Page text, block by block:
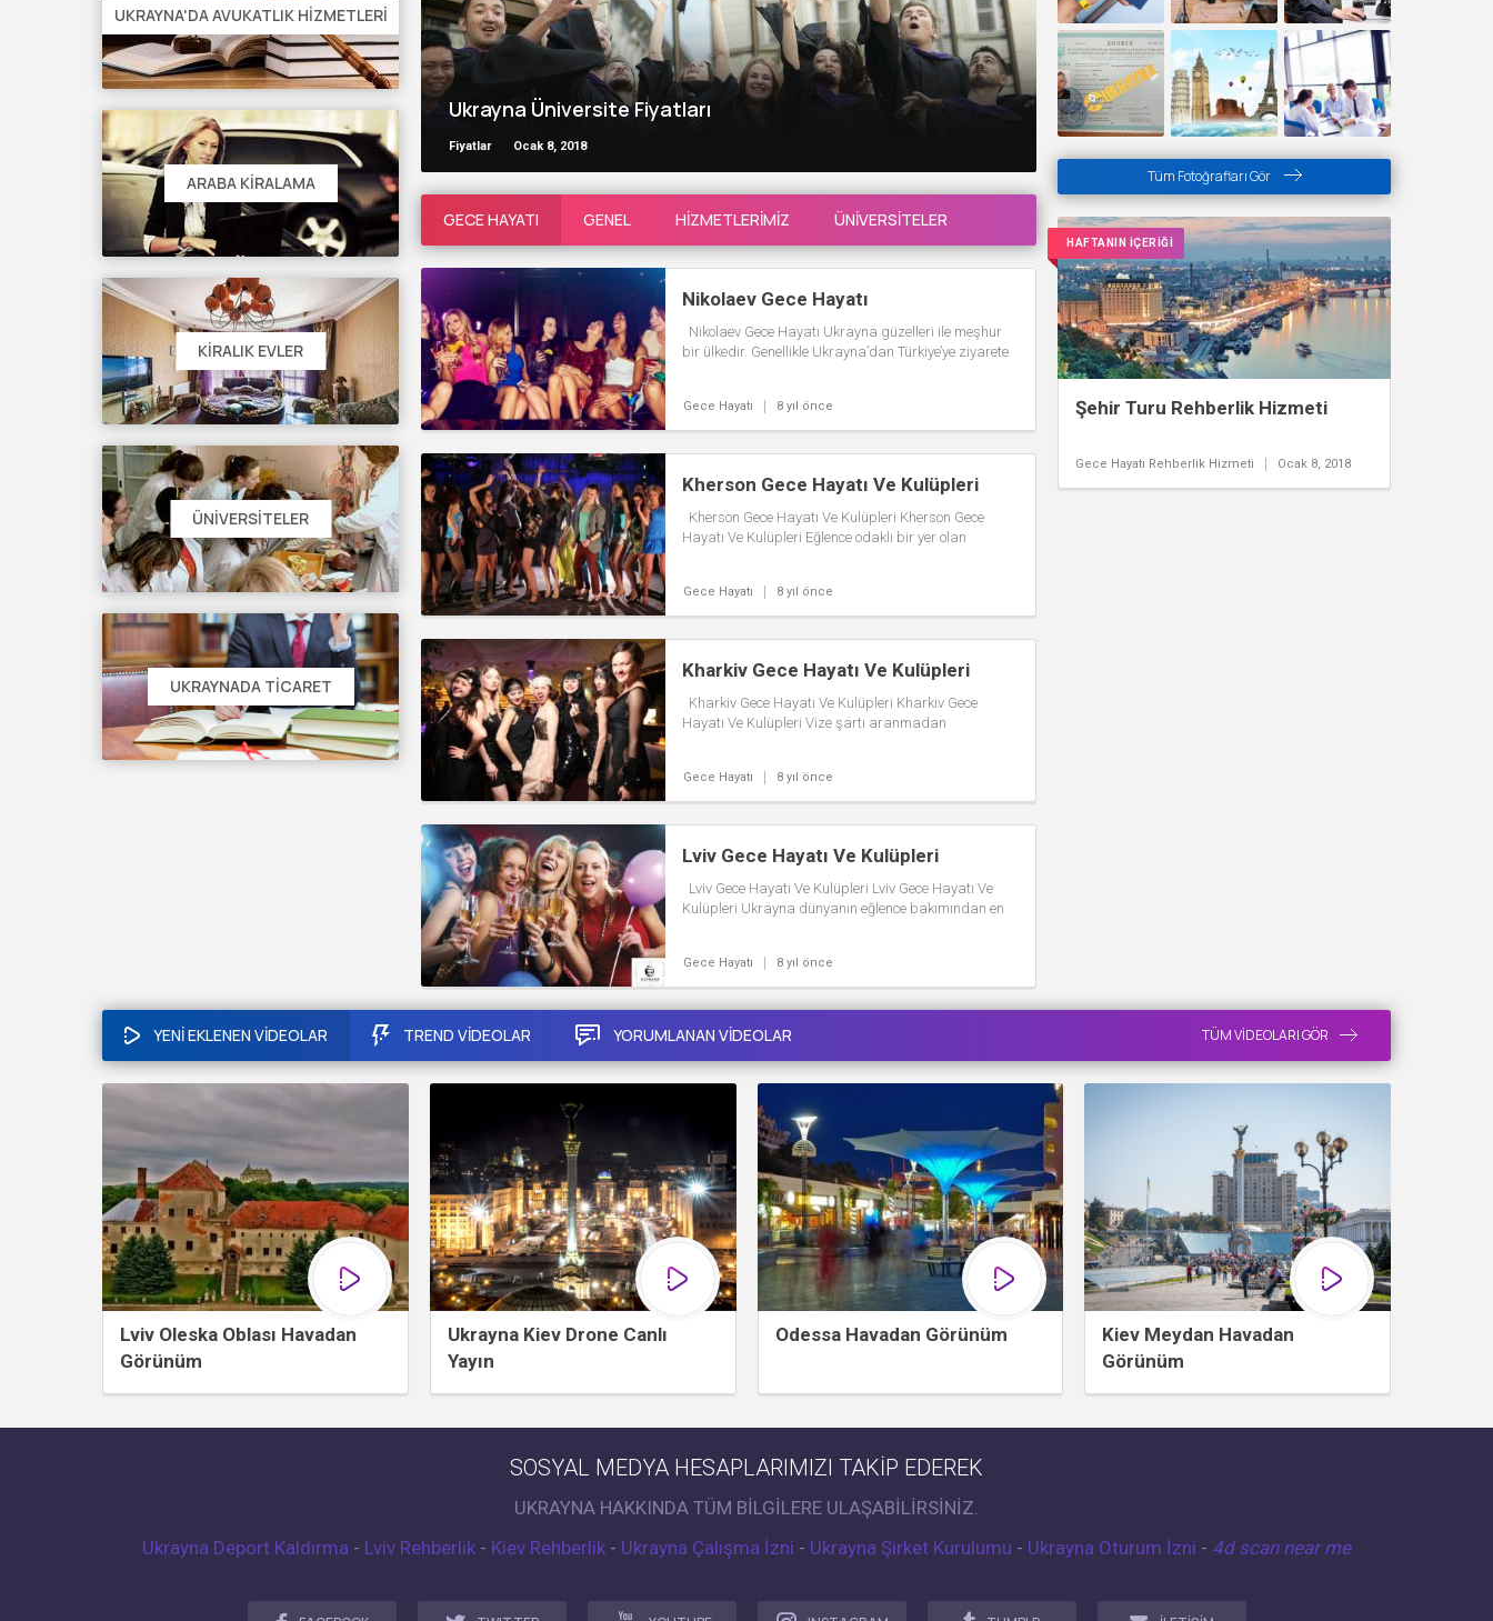
UKRAYNA'DA AVUKATLIK HIZMETLERI
ARABA KIRALAMA
KIRALIK EVLER
ÜNIVERSITELER
UKRAYNADA TICARET
Ukrayna Üniversite Fiyatları
Fiyatlar Ocak 8, 2018
GECE HAYATI GENEL HIZMETLERIMIZ ÜNIVERSITELER
Nikolaev Gece Hayatı
Nikolaev Gece Hayatı Ukrayna güzelleri ile meşhur
bir ülkedir. Genellikle Ukrayna’dan Türkiye’ye ziyarete
Gece Hayatı 8 yıl önce
Kherson Gece Hayatı Ve Kulüpleri
Kherson Gece Hayatı Ve Kulüpleri Kherson Gece
Hayatı Ve Kulüpleri Eğlence odaklı bir yer olan
Gece Hayatı 8 yıl önce
Kharkiv Gece Hayatı Ve Kulüpleri
Kharkiv Gece Hayatı Ve Kulüpleri Kharkiv Gece
Hayatı Ve Kulüpleri Vize şartı aranmadan
Gece Hayatı 8 yıl önce
Lviv Gece Hayatı Ve Kulüpleri
Lviv Gece Hayatı Ve Kulüpleri Lviv Gece Hayatı Ve
Kulüpleri Ukrayna dünyanın eğlence bakımından en
Gece Hayatı 8 yıl önce
Tüm Fotoğrafları Gör
HAFTANIN İÇERİĞİ
Şehir Turu Rehberlik Hizmeti
Gece Hayatı Rehberlik Hizmeti Ocak 8, 2018
YENİ EKLENEN VİDEOLAR TREND VİDEOLAR YORUMLANAN VİDEOLAR TÜM VİDEOLARI GÖR
Lviv Oleska Oblası Havadan
Görünüm
Ukrayna Kiev Drone Canlı
Yayın
Odessa Havadan Görünüm
Kiev Meydan Havadan
Görünüm
SOSYAL MEDYA HESAPLARIMIZI TAKİP EDEREK
UKRAYNA HAKKINDA TÜM BİLGİLERE ULAŞABİLİRSİNİZ.
Ukrayna Deport Kaldırma - Lviv Rehberlik - Kiev Rehberlik - Ukrayna Çalışma İzni - Ukrayna Şirket Kurulumu - Ukrayna Oturum İzni - 4d scan near me